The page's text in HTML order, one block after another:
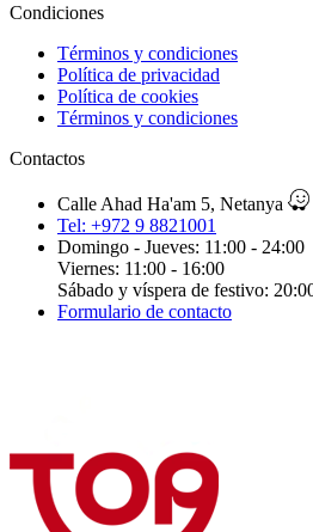
Condiciones
Términos y condiciones
Política de privacidad
Política de cookies
Términos y condiciones
Contactos
Calle Ahad Ha'am 5, Netanya
Tel: +972 9 8821001
Domingo - Jueves: 11:00 - 24:00
Viernes: 11:00 - 16:00
Sábado y víspera de festivo:
Formulario de contacto